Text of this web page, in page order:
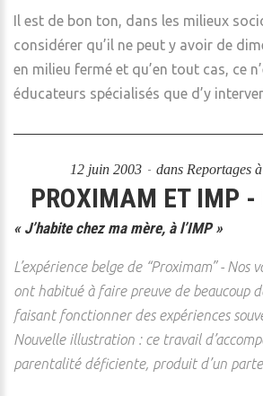
Il est de bon ton, dans les milieux
considérer qu’il ne peut y avoir de
en milieu fermé et qu’en tout cas, ce
éducateurs spécialisés que d’y
12 juin 2003 dans Reportages
PROXIMAM ET IMP -
« J’habite chez ma mère, à l’IMP »
L’expérience belge de “Proximam” - Nos
ont habitué à faire preuve de beaucoup
faisant fonctionner des expériences
Nouvelle illustration : ce travail
parentalité déficiente, produit d’un